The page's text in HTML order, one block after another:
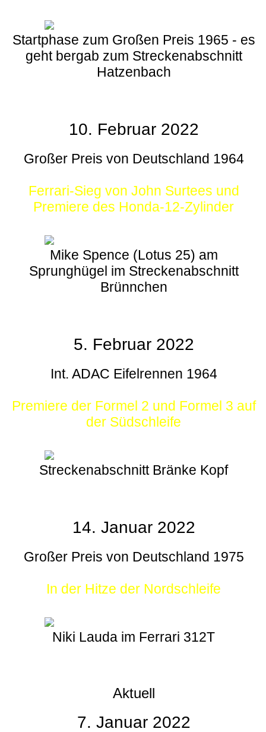
Startphase zum Großen Preis 1965 - es
geht bergab zum Streckenabschnitt
Hatzenbach
10. Februar 2022
Großer Preis von Deutschland 1964
Ferrari-Sieg von John Surtees und
Premiere des Honda-12-Zylinder
Mike Spence (Lotus 25) am
Sprunghügel im Streckenabschnitt
Brünnchen
5. Februar 2022
Int. ADAC Eifelrennen 1964
Premiere der Formel 2 und Formel 3 auf
der Südschleife
Streckenabschnitt Bränke Kopf
14. Januar 2022
Großer Preis von Deutschland 1975
In der Hitze der Nordschleife
Niki Lauda im Ferrari 312T
Aktuell
7. Januar 2022